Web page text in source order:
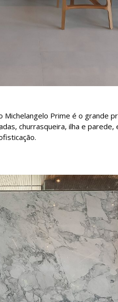
Michelangelo Prime é o grande
churrasqueira, ilha e